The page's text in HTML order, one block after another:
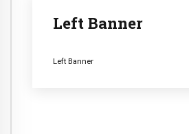
Left Banner
Left Banner